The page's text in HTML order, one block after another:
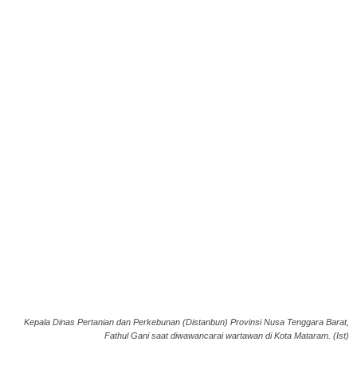
Kepala Dinas Pertanian dan Perkebunan (Distanbun) Provinsi Nusa Tenggara Barat,
Fathul Gani saat diwawancarai wartawan di Kota Mataram. (Ist)